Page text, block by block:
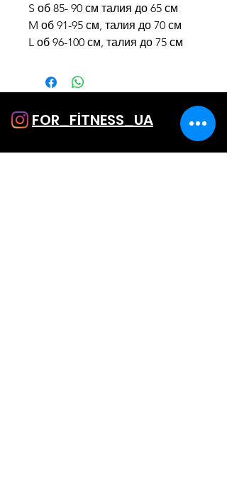
S об 85- 90 см талия до 65 см
M об 91-95 см, талия до 70 см
L об 96-100 см, талия до 75 см
FOR_FİTNESS_UA